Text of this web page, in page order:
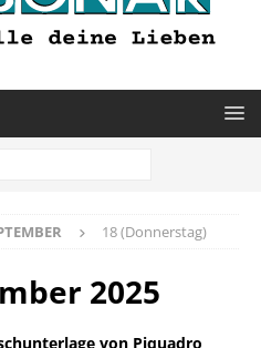
18 (Donnerstag)
2025
von Piquadro